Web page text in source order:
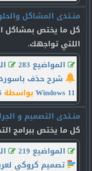
منـتدى المشاكل
كل ما يختص بمشاكل
اللتي تواجهك.
المواضيع 283
شرح حذف
Windows 11 بواسطة
منـتدى التصميم و
كل ما يختص ببرامج
المواضيع 219
تصميم كروكي